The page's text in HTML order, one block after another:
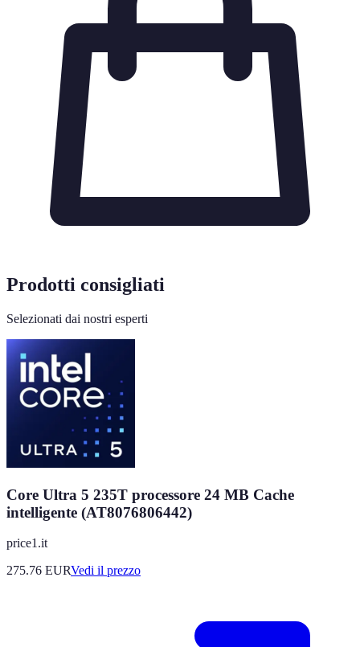
Prodotti consigliati
Selezionati dai nostri esperti
Core Ultra 5 235T processore 24 MB Cache
intelligente (AT8076806442)
price1.it
275.76 EURVedi il prezzo